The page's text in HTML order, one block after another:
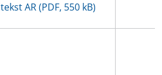
tekst AR (PDF, 550 kB)